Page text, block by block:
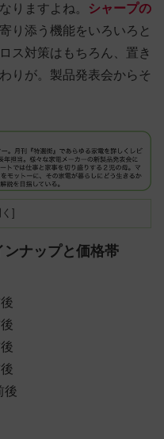
りますよね。
シャープの
り添う機能をいろいろと
ス対策はもちろん、置き
りが。製品発表会からそ
ンナップと価格帯
後